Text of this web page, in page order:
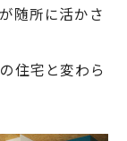
随所に活かさ
住宅と変わら